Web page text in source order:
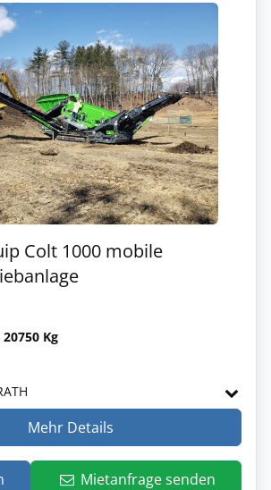
Colt 1000 mobile
20750 Kg
Mehr Details
Mietanfrage senden